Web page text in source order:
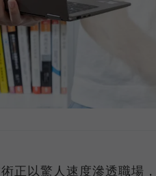
正以驚人速度滲透職場